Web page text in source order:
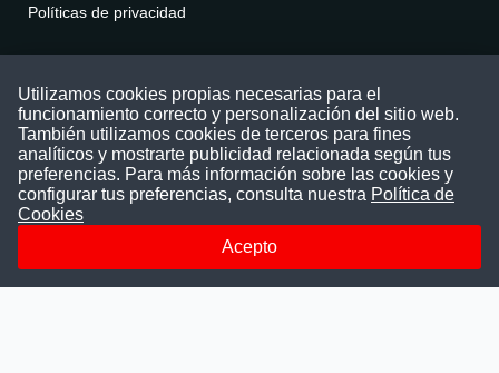
Políticas de privacidad
Puede comunicarse con nosotros a través
nuestras redes sociales o del correo:
contacto@convocatoriasdetrabajo.com
Siguenos en:
Utilizamos cookies propias necesarias para el
funcionamiento correcto y personalización del sitio web.
También utilizamos cookies de terceros para fines
analíticos y mostrarte publicidad relacionada según tus
preferencias. Para más información sobre las cookies y
configurar tus preferencias, consulta nuestra Política de
Cookies
Acepto